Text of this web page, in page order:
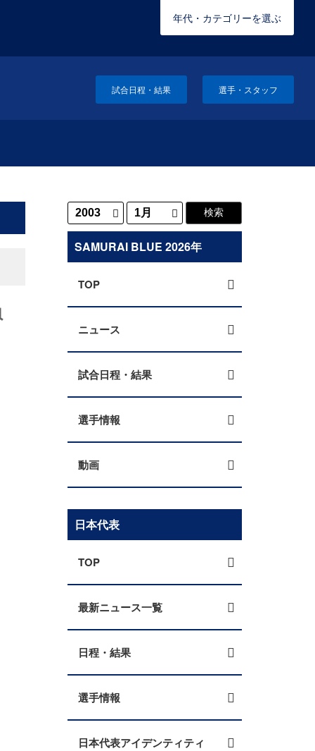
年代・カテゴリーを選ぶ
試合日程・結果 選手・スタッフ
SAMURAI BLUE 2026年
TOP
ニュース
試合日程・結果
選手情報
動画
日本代表
TOP
最新ニュース一覧
日程・結果
選手情報
日本代表アイデンティティ